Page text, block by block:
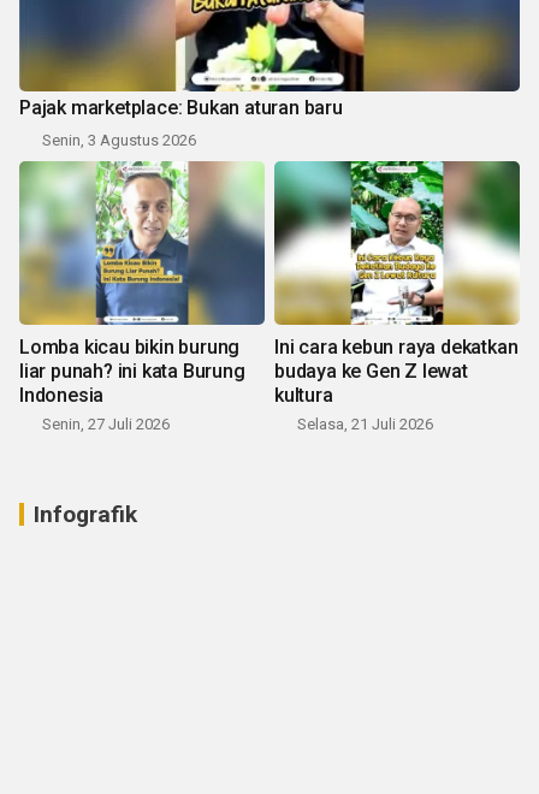
Pajak marketplace: Bukan aturan baru
Senin, 3 Agustus 2026
Lomba kicau bikin burung
liar punah? ini kata Burung
Indonesia
Senin, 27 Juli 2026
Ini cara kebun raya dekatkan
budaya ke Gen Z lewat
kultura
Selasa, 21 Juli 2026
Infografik